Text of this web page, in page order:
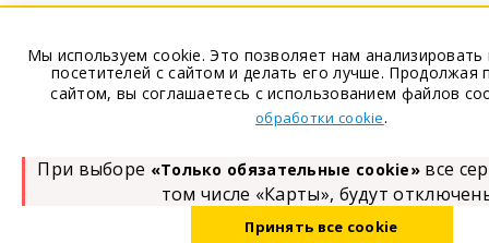
Belrabota.by
партнер
Belmeta.com
Пользовательское
Политика обработки
Политика обработки
персональных данных
Мы используем cookie. Это позволяет нам анализировать
посетителей с сайтом и делать его лучше. Продолжая
сайтом, вы соглашаетесь с использованием файлов
обработки cookie.
При выборе «Только обязательные cookie» все
том числе «Карты», будут
Принять все cookie